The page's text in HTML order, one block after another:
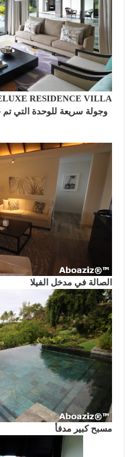
RESIDENCE VILLA
الصالة في مدخل الفيلا
مسبح كبير مدفأ